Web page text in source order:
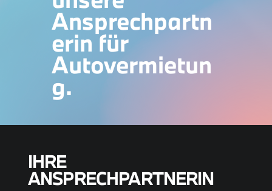
Ansprechpartn
erin für
Autovermietun
g.
IHRE
ANSPRECHPARTNERIN